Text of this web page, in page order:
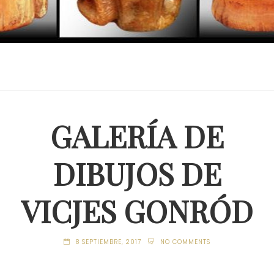
GALERÍA DE
DIBUJOS DE
VICJES GONRÓD
8 SEPTIEMBRE, 2017 NO COMMENTS